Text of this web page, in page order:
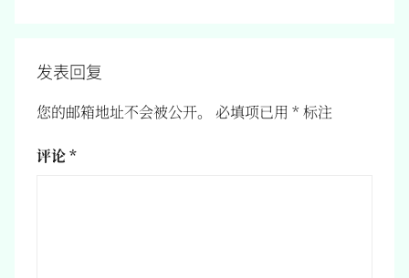
发表回复
您的邮箱地址不会被公开。 必填项已用 *标注
评论*